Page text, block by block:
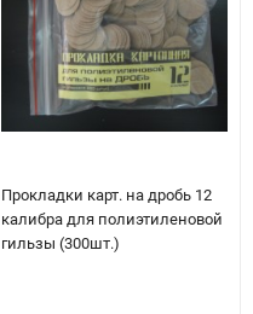
Прокладки карт. на дробь 12
калибра для полиэтиленовой
гильзы (300шт.)